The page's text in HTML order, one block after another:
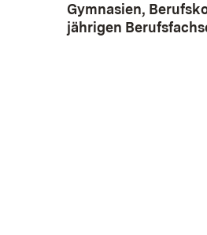
Gymnasien,
jährigen